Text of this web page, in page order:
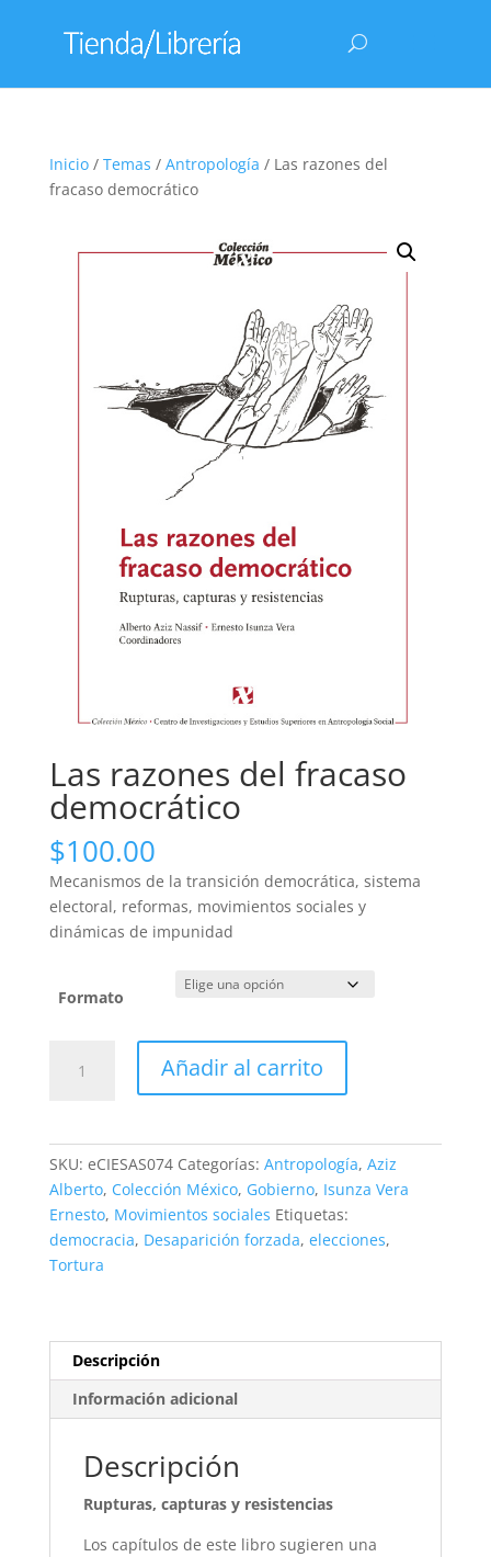
Inicio/ Temas / Antropología / Las razones del
fracaso democrático
Las razones del fracaso
democrático
$100.00
Mecanismos de la transición democrática, sistema
electoral, reformas, movimientos sociales y
dinámicas de impunidad
Formato
razones
Añadir al carrito
SKU: eCIESAS074 Categorías: Antropología, Aziz
Alberto, Colección México, Gobierno, Isunza Vera
Ernesto, Movimientos sociales Etiquetas:
democracia, Desaparición forzada, elecciones,
Tortura
Descripción
Información adicional
Descripción
Rupturas, capturas y resistencias
Los capítulos de este libro sugieren una